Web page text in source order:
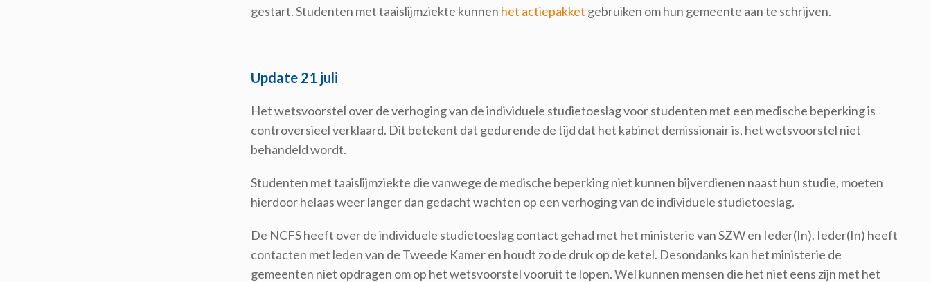
gestart. Studenten met taaislijmziekte kunnen het actiepakket gebruiken om hun gemeente aan te schrijven.
Update 21 juli
Het wetsvoorstel over de verhoging van de individuele studietoeslag voor studenten met een medische beperking is
controversieel verklaard. Dit betekent dat gedurende de tijd dat het kabinet demissionair is, het wetsvoorstel niet
behandeld wordt.
Studenten met taaislijmziekte die vanwege de medische beperking niet kunnen bijverdienen naast hun studie, moeten
hierdoor helaas weer langer dan gedacht wachten op een verhoging van de individuele studietoeslag.
De NCFS heeft over de individuele studietoeslag contact gehad met het ministerie van SZW en Ieder(In). Ieder(In) heeft
contacten met leden van de Tweede Kamer en houdt zo de druk op de ketel. Desondanks kan het ministerie de
gemeenten niet opdragen om op het wetsvoorstel vooruit te lopen. Wel kunnen mensen die het niet eens zijn met het